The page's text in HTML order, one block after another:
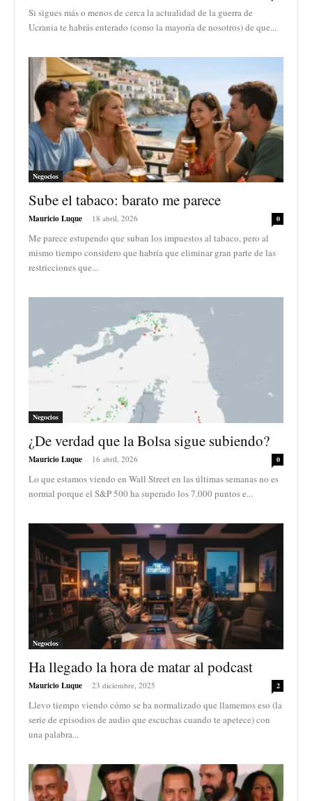
Si sigues más o menos de cerca la actualidad de la guerra de
Ucrania te habrás enterado (como la mayoría de nosotros) de que...
Negocios
Sube el tabaco: barato me parece
Mauricio Luque - 18 abril, 2026 0
Me parece estupendo que suban los impuestos al tabaco, pero al
mismo tiempo considero que habría que eliminar gran parte de las
restricciones que...
Negocios
¿De verdad que la Bolsa sigue subiendo?
Mauricio Luque - 16 abril, 2026 0
Lo que estamos viendo en Wall Street en las últimas semanas no es
normal porque el S&P 500 ha superado los 7.000 puntos e...
Negocios
Ha llegado la hora de matar al podcast
Mauricio Luque - 23 diciembre, 2025 2
Llevo tiempo viendo cómo se ha normalizado que llamemos eso (la
serie de episodios de audio que escuchas cuando te apetece) con
una palabra...